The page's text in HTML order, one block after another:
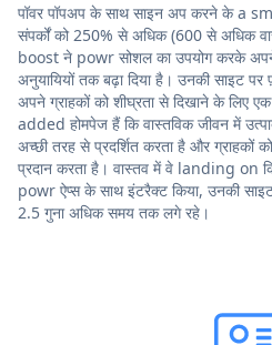
पॉवर पॉपअप के साथ साइन अप करने के a
संपर्कों को 250% से अधिक (600 से अधिक
boost ने powr सोशल का उपयोग करके
अनुयायियों तक बढ़ा दिया है। उनकी साइट
अपने ग्राहकों को शीघ्रता से दिखाने के लिए
added होमपेज हैं कि वास्तविक जीवन में
अच्छी तरह से प्रदर्शित करता है और
प्रदान करता है। वास्तव में वे landing on
powr ऐप्स के साथ इंटरैक्ट किया, उनकी
2.5 गुना अधिक समय तक लगे रहे।